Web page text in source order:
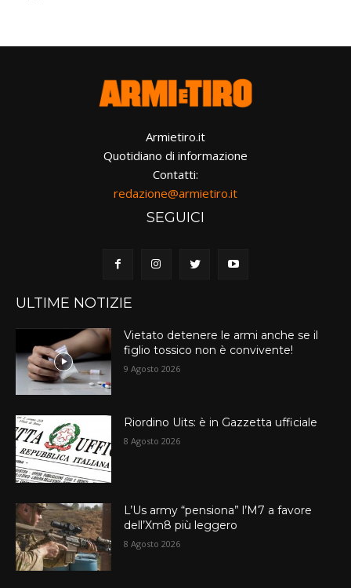
Armietiro.it
Quotidiano di informazione
Contatti:
redazione@armietiro.it
SEGUICI
ULTIME NOTIZIE
Vietato detenere le armi anche se il
figlio tossico non è convivente!
9 Agosto 2026
Riordino Uits: è in Gazzetta ufficiale
8 Agosto 2026
L’Us army “pensiona” l’M7 a favore
dell’Xm8 più leggero
8 Agosto 2026